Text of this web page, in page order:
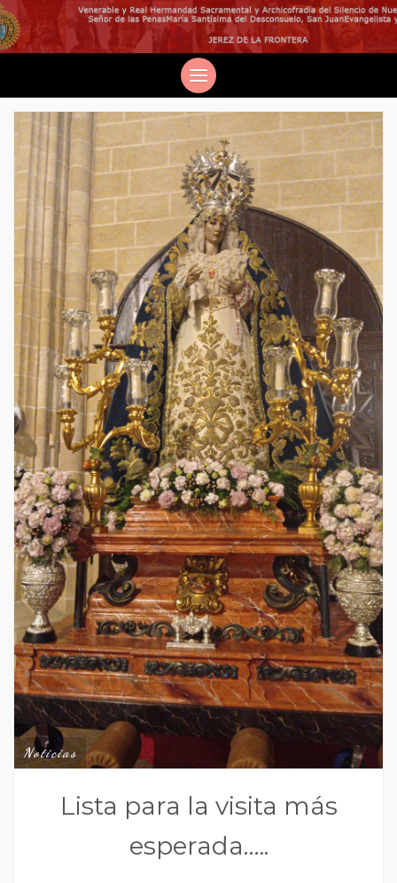
Noticias
Lista para la visita más
esperada…..